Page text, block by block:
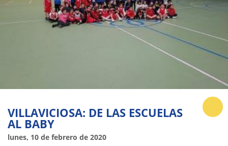
VILLAVICIOSA: DE LAS ESCUELAS
AL BABY
lunes, 10 de febrero de 2020